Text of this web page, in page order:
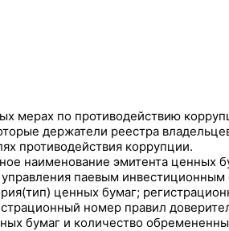
мерах по противодействию
держатели реестра
противодействия коррупции.
наименование эмитента ценных
паевым
ценных бумаг;
номер правил
бумаг и количество